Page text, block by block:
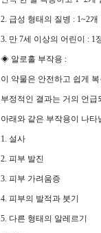
2. 급성 형태의 질병 : 1~2
3. 만 7세 이상의 어린이 : 1
◈ 알로홀 부작용 :
이 약물은 안전하고 쉽게
부정적인 결과는 거의 언급
아래와 같은 부작용이 나타
1. 설사
2. 피부 발진
3. 피부 가려움증
4. 피부의 발적과 붓기
5. 다른 형태의 알레르기